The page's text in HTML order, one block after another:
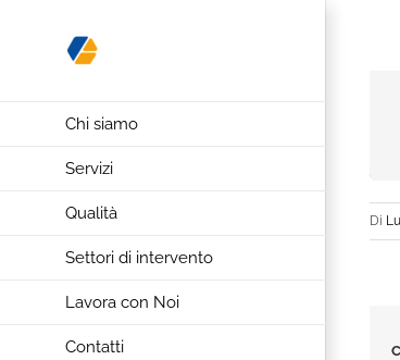
Chi siamo
Servizi
Qualità
Settori di intervento
Lavora con Noi
Contatti
Di